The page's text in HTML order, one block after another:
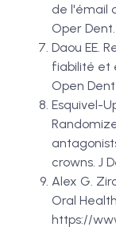
de l'émail
Oper Dent.
Daou EE.
fiabilité et
Open Dent
Esquivel-
crowns. J
Alex G.
Oral
https://